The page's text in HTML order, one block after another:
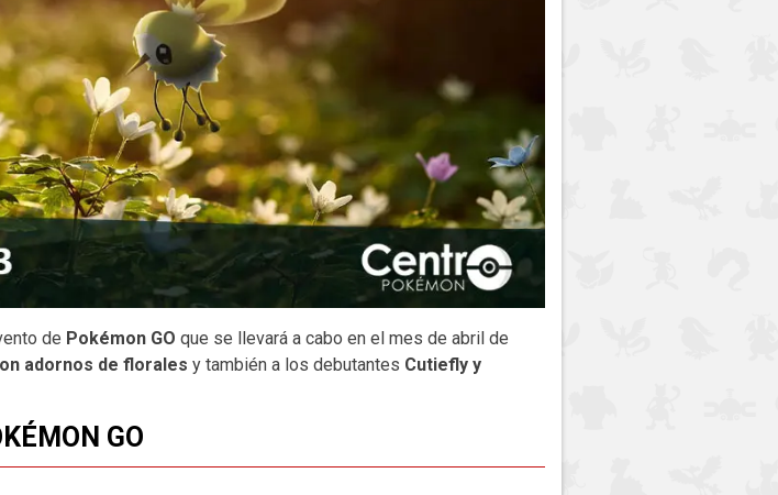
de Pokémon GO que se llevará a cabo en el mes de abril de
adornos de florales y también a los debutantes Cutiefly y
GO